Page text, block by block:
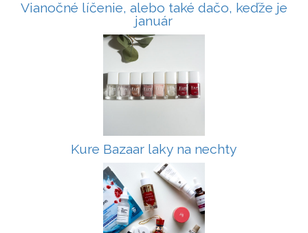
Vianočné líčenie, alebo také dačo, keďže je
január
Kure Bazaar laky na nechty